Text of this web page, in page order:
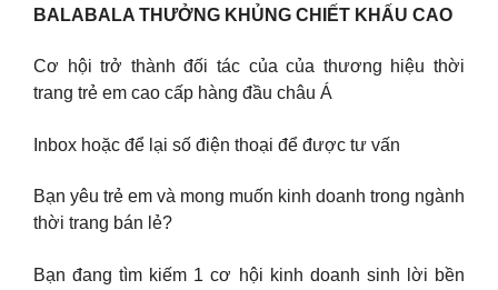
BALABALA THƯỞNG KHỦNG CHIẾT KHẤU CAO
Cơ hội trở thành đối tác của của thương hiệu thời
trang trẻ em cao cấp hàng đầu châu Á
Inbox hoặc để lại số điện thoại để được tư vấn
Bạn yêu trẻ em và mong muốn kinh doanh trong ngành
thời trang bán lẻ?
Bạn đang tìm kiếm 1 cơ hội kinh doanh sinh lời bền